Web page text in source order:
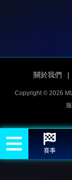
關於我們 |
Copyright © 2026
賽事